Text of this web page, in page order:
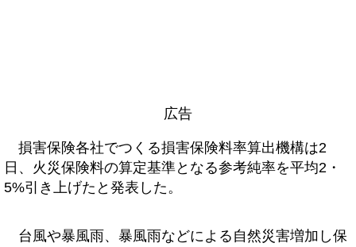
広告
損害保険各社でつくる損害保険料率算出機構は2
日、火災保険料の算定基準となる参考純率を平均2・
5%引き上げたと発表した。
台風や暴風雨、暴風雨などによる自然災害増加し保